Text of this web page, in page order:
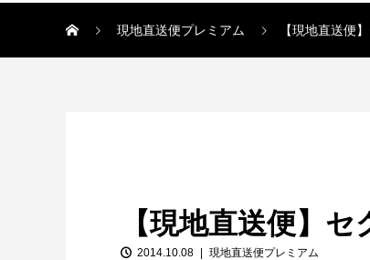
現地直送便プレミアム 【現地直送便
【現地直送便】
2014.10.08 現地直送便プレミアム